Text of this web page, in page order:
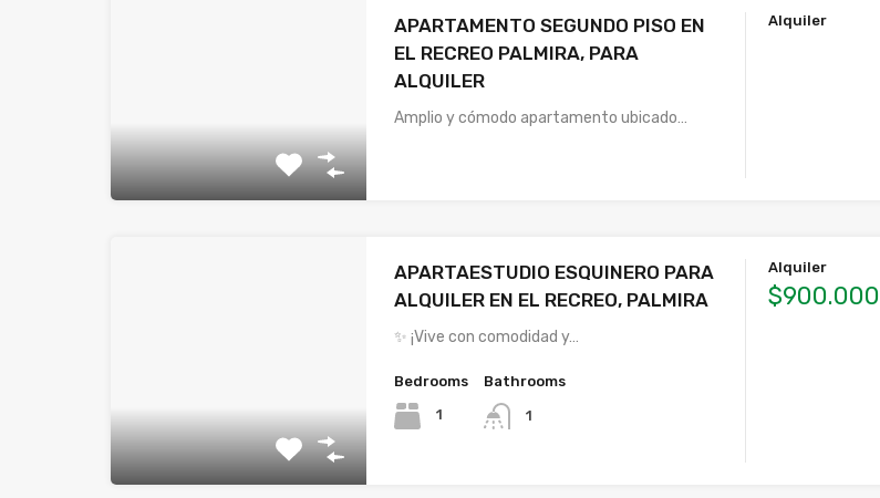
APARTAMENTO SEGUNDO PISO EN
EL RECREO PALMIRA, PARA
ALQUILER
Amplio y cómodo apartamento ubicado…
Alquiler
APARTAESTUDIO ESQUINERO PARA
ALQUILER EN EL RECREO, PALMIRA
✨ ¡Vive con comodidad y…
Bedrooms
1
Bathrooms
1
Alquiler
$900.000